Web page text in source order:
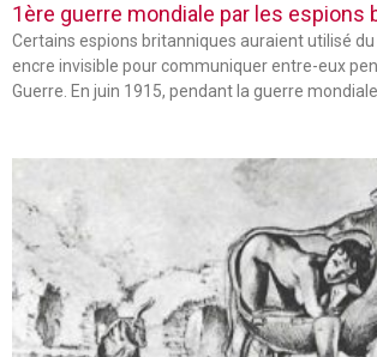
1ère guerre mondiale par les espions
Certains espions britanniques auraient utilisé
encre invisible pour communiquer entre-eux
Guerre. En juin 1915, pendant la guerre